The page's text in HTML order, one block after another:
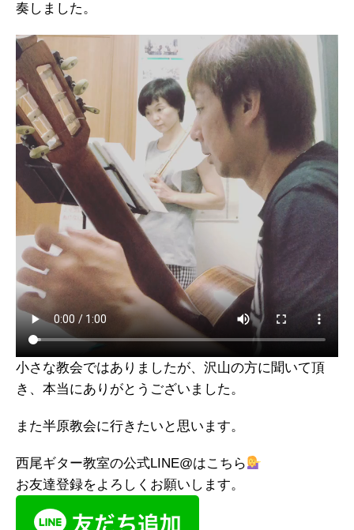
奏しました。
小さな教会ではありましたが、沢山の方に聞いて頂
き、本当にありがとうございました。
また半原教会に行きたいと思います。
西尾ギター教室の公式LINE@はこちら
お友達登録をよろしくお願いします。